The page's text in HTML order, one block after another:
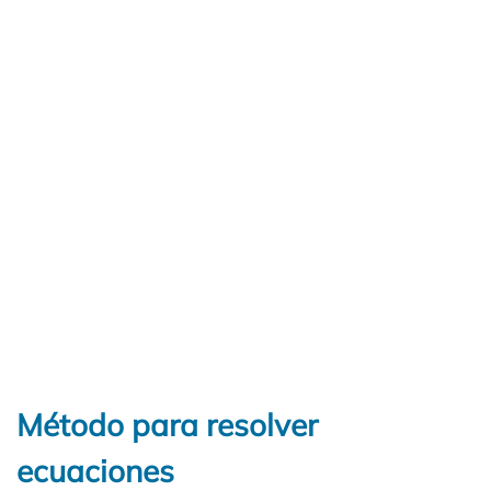
Método para resolver
ecuaciones